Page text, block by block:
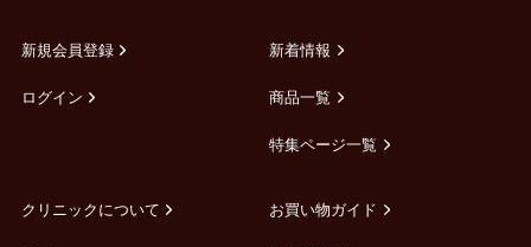
新規会員登録
ログイン
新着情報
商品一覧
特集ページ一覧
クリニックについて お買い物ガイド